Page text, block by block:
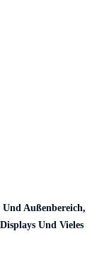
Außenbereich,
Und Vieles